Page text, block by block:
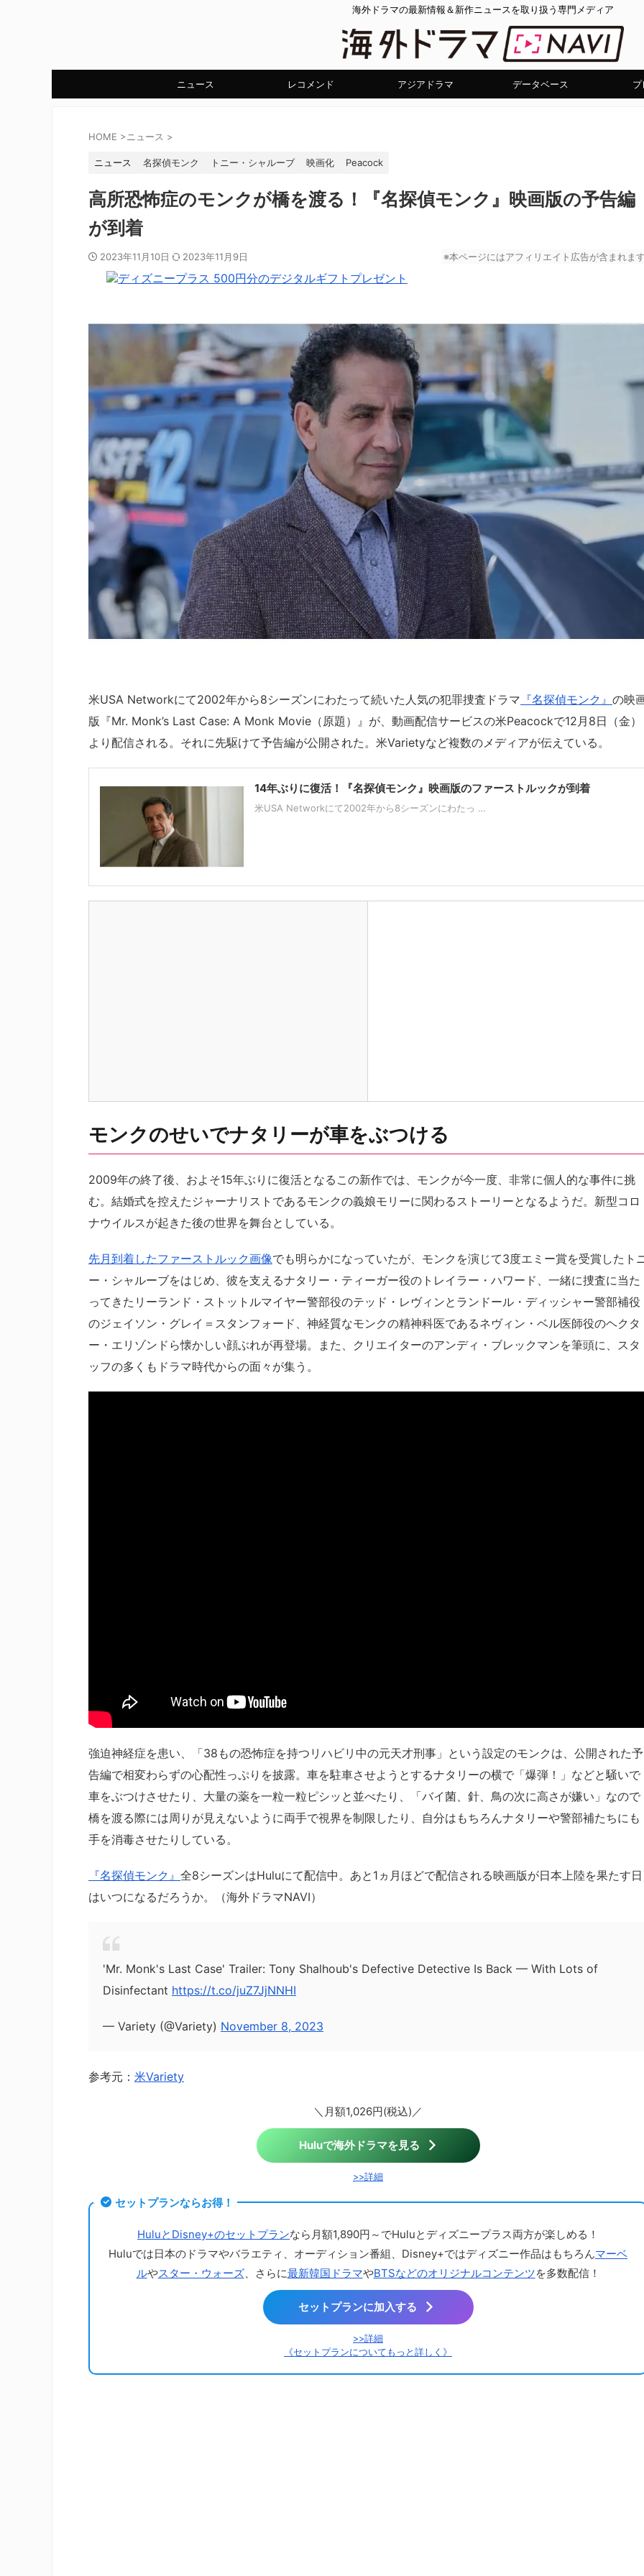
海外ドラマの最新情報＆新作ニュースを取り扱う専門メディア
ニュース レコメンド アジアドラマ データベース
HOME >ニュース >
ニュース 名探偵モンク トニー・シャルーブ 映画化 Peacock
高所恐怖症のモンクが橋を渡る！『名探偵モンク』映画版の予告編
が到着
2023年11月10日 2023年11月9日 ※本ページにはアフィリエイト広告が含まれま
米USA Networkにて2002年から8シーズンにわたって続いた人気の犯罪捜査ドラマ 『名探偵モンク』 の映
版『Mr. Monk’s Last Case: A Monk Movie（原題）』が、動画配信サービスの米Peacockで12月8日（金）
より配信される。それに先駆けて予告編が公開された。米Varietyなど複数のメディアが伝えている。
14年ぶりに復活！『名探偵モンク』映画版のファーストルックが到着
米USA Networkにて2002年から8シーズンにわたっ …
モンクのせいでナタリーが車をぶつける
2009年の終了後、およそ15年ぶりに復活となるこの新作では、モンクが今一度、非常に個人的な事件に挑
む。結婚式を控えたジャーナリストであるモンクの義娘モリーに関わるストーリーとなるようだ。新型コロ
ナウイルスが起きた後の世界を舞台としている。
先月到着したファーストルック画像でも明らかになっていたが、モンクを演じて3度エミー賞を受賞したト
ー・シャルーブをはじめ、彼を支えるナタリー・ティーガー役のトレイラー・ハワード、一緒に捜査に当た
ってきたリーランド・ストットルマイヤー警部役のテッド・レヴィンとランドール・ディッシャー警部補役
のジェイソン・グレイ＝スタンフォード、神経質なモンクの精神科医であるネヴィン・ベル医師役のヘクタ
ー・エリゾンドら懐かしい顔ぶれが再登場。また、クリエイターのアンディ・ブレックマンを筆頭に、スタ
ッフの多くもドラマ時代からの面々が集う。
強迫神経症を患い、「38もの恐怖症を持つリハビリ中の元天才刑事」という設定のモンクは、公開された予
告編で相変わらずの心配性っぷりを披露。車を駐車させようとするナタリーの横で「爆弾！」などと騒いで
車をぶつけさせたり、大量の薬を一粒一粒ピシッと並べたり、「バイ菌、針、鳥の次に高さが嫌い」なので
橋を渡る際には周りが見えないように両手で視界を制限したり、自分はもちろんナタリーや警部補たちにも
手を消毒させたりしている。
『名探偵モンク』 全8シーズンはHuluにて配信中。あと1ヵ月ほどで配信される映画版が日本上陸を果たす日
はいつになるだろうか。（海外ドラマNAVI）
'Mr. Monk's Last Case' Trailer: Tony Shalhoub's Defective Detective Is Back — With Lots of
Disinfectant https://t.co/juZ7JjNNHI
— Variety (@Variety) November 8, 2023
参考元： 米Variety
＼月額1,026円(税込)／
Huluで海外ドラマを見る
>>詳細
セットプランならお得！
HuluとDisney+のセットプランなら月額1,890円～でHuluとディズニープラス両方が楽しめる！
Huluでは日本のドラマやバラエティ、オーディション番組、Disney+ではディズニー作品はもちろんマーベ
ルやスター・ウォーズ、さらに最新韓国ドラマやBTSなどのオリジナルコンテンツを多数配信！
セットプランに加入する
>>詳細
《セットプランについてもっと詳しく》